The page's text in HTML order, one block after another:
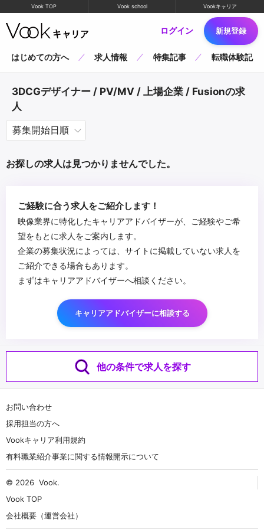
Vook TOP Vook school Vookキャリア
ログイン 新規登録
はじめての方へ 求人情報 特集記事 転職体験記
3DCGデザイナー / PV/MV / 上場企業 / Fusionの求
人
お探しの求人は見つかりませんでした。
ご経験に合う求人をご紹介します！
映像業界に特化したキャリアアドバイザーが、ご経験やご希
望をもとに求人をご案内します。
企業の募集状況によっては、サイトに掲載していない求人を
ご紹介できる場合もあります。
まずはキャリアアドバイザーへ相談ください。
キャリアアドバイザーに相談する
他の条件で求人を探す
お問い合わせ
採用担当の方へ
Vookキャリア利用規約
有料職業紹介事業に関する情報開示について
© 2026 Vook.
Vook TOP
会社概要（運営会社）